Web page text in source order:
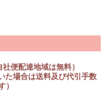
便配達地域は無料）
た場合は送料及び代引手数
）